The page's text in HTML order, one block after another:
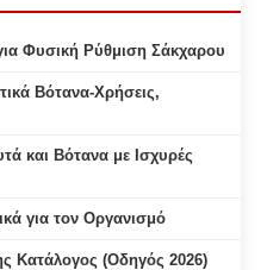
Φυσική Ρύθμιση Σάκχαρου
Βότανα-Χρήσεις,
και Βότανα με Ισχυρές
για τον Οργανισμό
Κατάλογος (Οδηγός 2026)